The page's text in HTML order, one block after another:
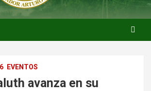
2023
EVENTOS
avanza en su